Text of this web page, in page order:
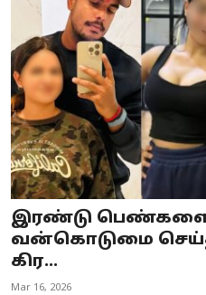
இரண்டு பெண்களை
வன்கொடுமை
கிர...
Mar 16, 2026